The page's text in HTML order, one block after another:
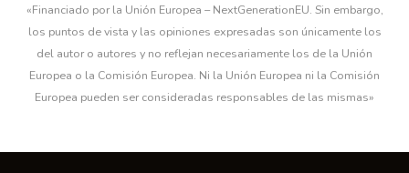
«Financiado por la Unión Europea – NextGenerationEU. Sin embargo,
los puntos de vista y las opiniones expresadas son únicamente los
del autor o autores y no reflejan necesariamente los de la Unión
Europea o la Comisión Europea. Ni la Unión Europea ni la Comisión
Europea pueden ser consideradas responsables de las mismas»